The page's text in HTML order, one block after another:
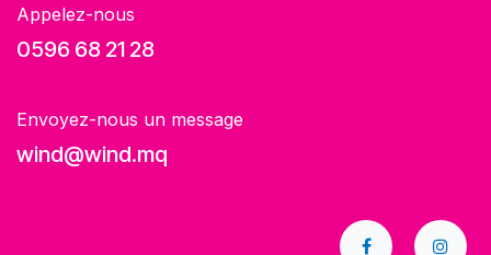
Appelez-nous
0596 68 21 28
Envoyez-nous un message
wind@wind.mq